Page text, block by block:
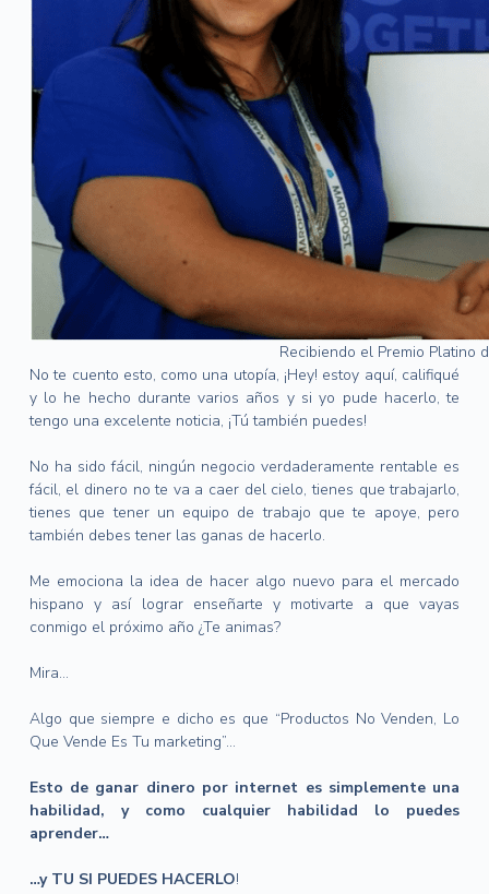
Recibiendo el Premio Platino
No te cuento esto, como una utopía, ¡Hey! estoy aquí, califiqué
y lo he hecho durante varios años y si yo pude hacerlo, te
tengo una excelente noticia, ¡Tú también puedes!
No ha sido fácil, ningún negocio verdaderamente rentable es
fácil, el dinero no te va a caer del cielo, tienes que trabajarlo,
tienes que tener un equipo de trabajo que te apoye, pero
también debes tener las ganas de hacerlo.
Me emociona la idea de hacer algo nuevo para el mercado
hispano y así lograr enseñarte y motivarte a que vayas
conmigo el próximo año ¿Te animas?
Mira…
Algo que siempre e dicho es que “Productos No Venden, Lo
Que Vende Es Tu marketing”…
Esto de ganar dinero por internet es simplemente una
habilidad, y como cualquier habilidad lo puedes
aprender…
…y TU SI PUEDES HACERLO!